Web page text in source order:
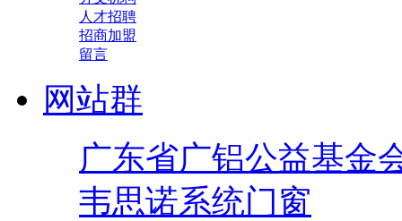
人才招聘
招商加盟
留言
网站群
广东省广铝公益基金
韦思诺系统门窗